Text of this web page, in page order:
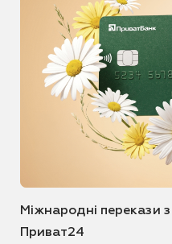
Міжнародні перекази
Приват24